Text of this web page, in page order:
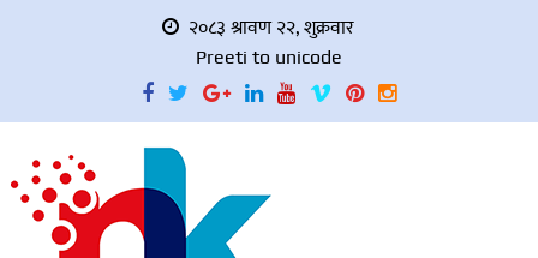
२०८३ श्रावण २२, शुक्रवार
Preeti to unicode